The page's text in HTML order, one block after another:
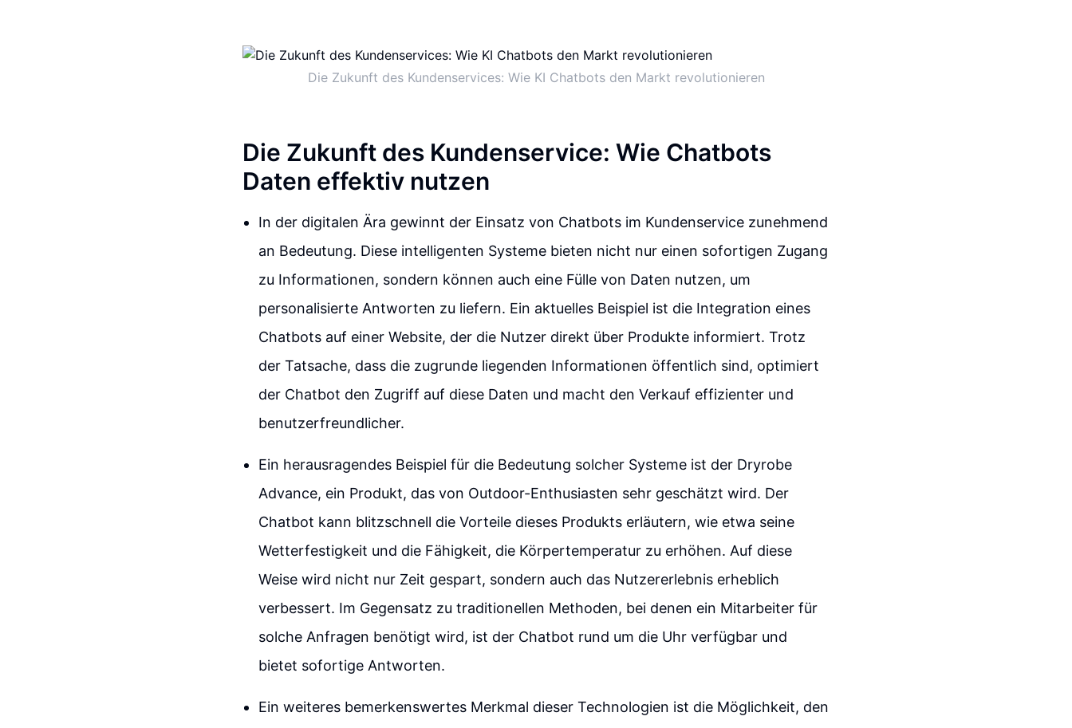
Die Zukunft des Kundenservices: Wie KI Chatbots den Markt revolutionieren
Die Zukunft des Kundenservice: Wie Chatbots
Daten effektiv nutzen
In der digitalen Ära gewinnt der Einsatz von Chatbots im Kundenservice zunehmend
an Bedeutung. Diese intelligenten Systeme bieten nicht nur einen sofortigen Zugang
zu Informationen, sondern können auch eine Fülle von Daten nutzen, um
personalisierte Antworten zu liefern. Ein aktuelles Beispiel ist die Integration eines
Chatbots auf einer Website, der die Nutzer direkt über Produkte informiert. Trotz
der Tatsache, dass die zugrunde liegenden Informationen öffentlich sind, optimiert
der Chatbot den Zugriff auf diese Daten und macht den Verkauf effizienter und
benutzerfreundlicher.
Ein herausragendes Beispiel für die Bedeutung solcher Systeme ist der Dryrobe
Advance, ein Produkt, das von Outdoor-Enthusiasten sehr geschätzt wird. Der
Chatbot kann blitzschnell die Vorteile dieses Produkts erläutern, wie etwa seine
Wetterfestigkeit und die Fähigkeit, die Körpertemperatur zu erhöhen. Auf diese
Weise wird nicht nur Zeit gespart, sondern auch das Nutzererlebnis erheblich
verbessert. Im Gegensatz zu traditionellen Methoden, bei denen ein Mitarbeiter für
solche Anfragen benötigt wird, ist der Chatbot rund um die Uhr verfügbar und
bietet sofortige Antworten.
Ein weiteres bemerkenswertes Merkmal dieser Technologien ist die Möglichkeit, den